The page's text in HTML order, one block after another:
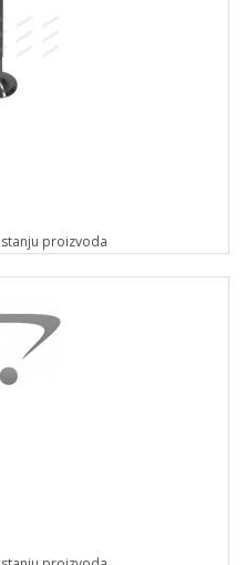
proizvoda